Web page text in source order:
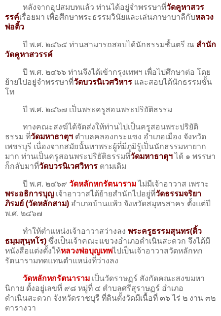
หลังจากอุปสมบทแล้ว ท่านได้อยู่จำพรรษาที่วัดคูหาสวร
รรค์เรื่อยมา เพื่อศึกษาพระธรรมวินัยและเล่นภาษาบาลีกับหลวง
พ่อติ้ว
ปี พ.ศ. ๒๔๖๕ ท่านสามารถสอบได้นักธรรมชั้นตรี ณ สำนัก
วัดคูหาสวรรค์
ปี พ.ศ. ๒๔๖๖ ท่านจึงได้เข้ากรุงเทพฯ เพื่อไปศึกษาต่อ โดย
ย้ายไปอยู่จําพรรษาที่วัดบวรนิเวศวิหาร และสอบได้นักธรรมชั้น
โท
ปี พ.ศ. ๒๔๖๗ เป็นพระครูสอนพระปริยัติธรรม
ทางคณะสงฆ์ได้จัดส่งให้ท่านไปเป็นครูสอนพระปริยัติ
ธรรม ที่วัดมหาธาตุฯ ตำบลคลองกระแซง อำเภอเมือง จังหวัด
เพชรบุรี เนื่องจากสมัยนั้นหาพระผู้ที่มีภูมิรู้เป็นนักธรรมหายาก
มาก ท่านเป็นครูสอนพระปริยัติธรรมที่วัดมหาธาตุฯได้ ๑ พรรษา
ก็กลับมาที่วัดบวรนิเวศวิหาร ตามเดิม
ปี พ.ศ. ๒๔๖๙ วัดหลักหกรัตนารามไม่มีเจ้าอาวาส เพราะ
พระอธิการบุญเจ้าอาวาสได้ย้ายสํานักไปอยู่ที่วัดธรรมจริยา
ภิรมย์ (วัดหลักสาม) อำเภอบ้านแพ้ว จังหวัดสมุทรสาคร ตั้งแต่ปี
พ.ศ. ๒๔๖๗
ทําให้ตำแหน่งเจ้าอาวาสว่างลง พระครูธรรมสุนทร(ติ้ว
ธมฺมสุนฺทโร) ซึ่งเป็นเจ้าคณะแขวงอำเภอดำเนินสะดวก จึงได้มี
หนังสือแต่งตั้งให้หลวงพ่อบุญเทพไปเป็นเจ้าอาวาสวัดหลักหก
รัตนารามทดแทนตำแหน่งที่ว่างลง
วัดหลักหกรัตนาราม เป็นวัดราษฏร์ สังกัดคณะสงฆมหา
นิกาย ตั้งอยู่เลขที่ ๙๘ หมู่ที่ ๔ ตำบลศรีสุราษฏร์ อำเภอ
ดำเนินสะดวก จังหวัดราชบุรี ที่ดินตั้งวัดมีเนื้อที่ ๓๖ ไร่ ๒ งาน ๓๒
ตารางวา